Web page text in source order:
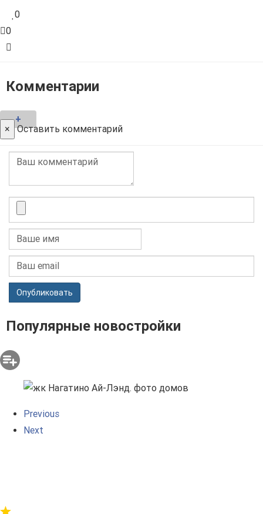
0
0
Комментарии
+
× Оставить комментарий
Опубликовать
Популярные новостройки
Previous
Next